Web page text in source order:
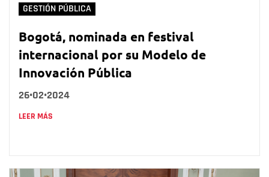
GESTIÓN PÚBLICA
Bogotá, nominada en festival
internacional por su Modelo de
Innovación Pública
26•02•2024
LEER MÁS